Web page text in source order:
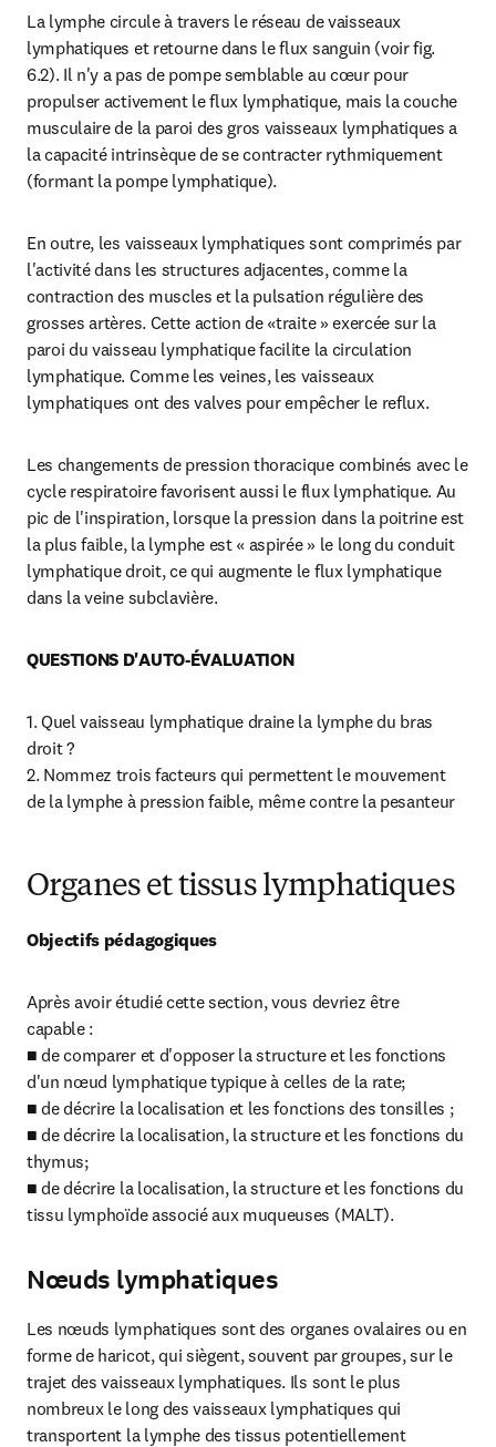
La lymphe circule à travers le réseau de vaisseaux
lymphatiques et retourne dans le flux sanguin (voir fig.
6.2). Il n'y a pas de pompe semblable au cœur pour
propulser activement le flux lymphatique, mais la couche
musculaire de la paroi des gros vaisseaux lymphatiques a
la capacité intrinsèque de se contracter rythmiquement
(formant la pompe lymphatique).
En outre, les vaisseaux lymphatiques sont comprimés par
l'activité dans les structures adjacentes, comme la
contraction des muscles et la pulsation régulière des
grosses artères. Cette action de «traite » exercée sur la
paroi du vaisseau lymphatique facilite la circulation
lymphatique. Comme les veines, les vaisseaux
lymphatiques ont des valves pour empêcher le reflux.
Les changements de pression thoracique combinés avec le
cycle respiratoire favorisent aussi le flux lymphatique. Au
pic de l'inspiration, lorsque la pression dans la poitrine est
la plus faible, la lymphe est « aspirée » le long du conduit
lymphatique droit, ce qui augmente le flux lymphatique
dans la veine subclavière.
QUESTIONS D'AUTO-ÉVALUATION
1. Quel vaisseau lymphatique draine la lymphe du bras
droit ?
2. Nommez trois facteurs qui permettent le mouvement
de la lymphe à pression faible, même contre la pesanteur
Organes et tissus lymphatiques
Objectifs pédagogiques
Après avoir étudié cette section, vous devriez être
capable :
■ de comparer et d'opposer la structure et les fonctions
d'un nœud lymphatique typique à celles de la rate;
■ de décrire la localisation et les fonctions des tonsilles ;
■ de décrire la localisation, la structure et les fonctions du
thymus;
■ de décrire la localisation, la structure et les fonctions du
tissu lymphoïde associé aux muqueuses (MALT).
Nœuds lymphatiques
Les nœuds lymphatiques sont des organes ovalaires ou en
forme de haricot, qui siègent, souvent par groupes, sur le
trajet des vaisseaux lymphatiques. Ils sont le plus
nombreux le long des vaisseaux lymphatiques qui
transportent la lymphe des tissus potentiellement